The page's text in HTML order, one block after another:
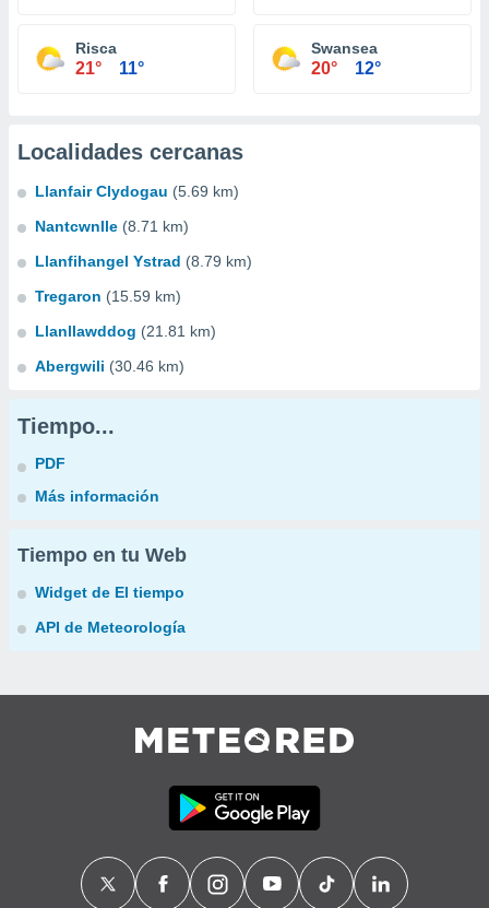
Risca
21° 11°
Swansea
20° 12°
Localidades cercanas
Llanfair Clydogau (5.69 km)
Nantcwnlle (8.71 km)
Llanfihangel Ystrad (8.79 km)
Tregaron (15.59 km)
Llanllawddog (21.81 km)
Abergwili (30.46 km)
Tiempo...
PDF
Más información
Tiempo en tu Web
Widget de El tiempo
API de Meteorología